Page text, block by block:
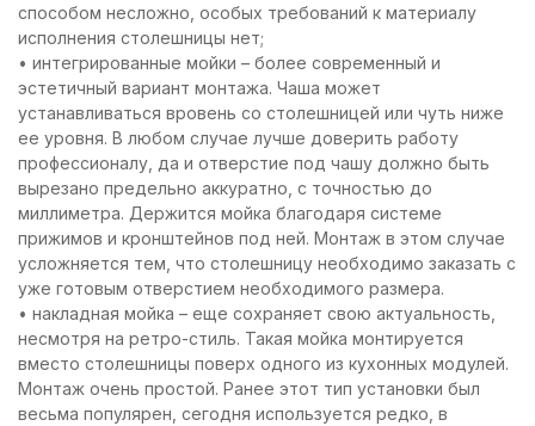
способом несложно, особых требований к материалу
исполнения столешницы нет;
• интегрированные мойки – более современный и
эстетичный вариант монтажа. Чаша может
устанавливаться вровень со столешницей или чуть ниже
ее уровня. В любом случае лучше доверить работу
профессионалу, да и отверстие под чашу должно быть
вырезано предельно аккуратно, с точностью до
миллиметра. Держится мойка благодаря системе
прижимов и кронштейнов под ней. Монтаж в этом случае
усложняется тем, что столешницу необходимо заказать с
уже готовым отверстием необходимого размера.
• накладная мойка – еще сохраняет свою актуальность,
несмотря на ретро-стиль. Такая мойка монтируется
вместо столешницы поверх одного из кухонных модулей.
Монтаж очень простой. Ранее этот тип установки был
весьма популярен, сегодня используется редко, в